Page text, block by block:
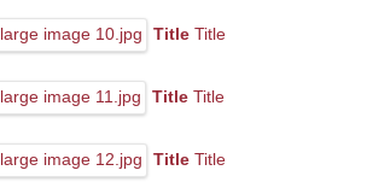
Title Title
Title Title
Title Title